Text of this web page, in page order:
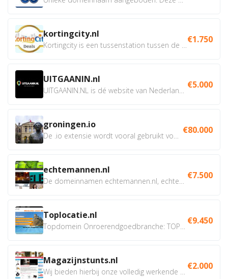
kortingcity.nl €1.750
UITGAANIN.nl €5.000
groningen.io €80.000
echtemannen.nl €7.500
Toplocatie.nl €9.450
Magazijnstunts.nl €2.000